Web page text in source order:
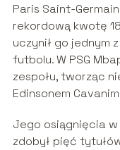
Paris Saint-
rekordową kwotę
uczynił go jednym
futbolu. W PSG
zespołu, tworząc
Edinsonem
Jego osiągnięcia w
zdobył pięć